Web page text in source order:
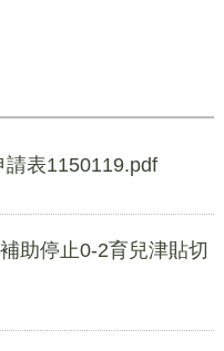
表1150119.pdf
助停止0-2育兒津貼切